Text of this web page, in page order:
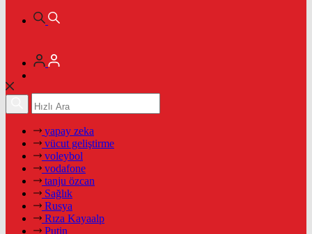
yapay zeka
vücut geliştirme
voleybol
vodafone
tanju özcan
Sağlık
Rusya
Rıza Kayaalp
Putin